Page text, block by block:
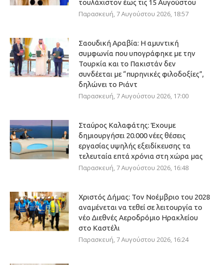
τουλάχιστον έως τις 15 Αυγούστου
Παρασκευή, 7 Αυγούστου 2026, 18:57
Σαουδική Αραβία: Η αμυντική
συμφωνία που υπογράφηκε με την
Τουρκία και το Πακιστάν δεν
συνδέεται με “πυρηνικές φιλοδοξίες”,
δηλώνει το Ριάντ
Παρασκευή, 7 Αυγούστου 2026, 17:00
Σταύρος Καλαφάτης: Έχουμε
δημιουργήσει 20.000 νέες θέσεις
εργασίας υψηλής εξειδίκευσης τα
τελευταία επτά χρόνια στη χώρα μας
Παρασκευή, 7 Αυγούστου 2026, 16:48
Χριστός Δήμας: Τον Νοέμβριο του 2028
αναμένεται να τεθεί σε λειτουργία το
νέο Διεθνές Αεροδρόμιο Ηρακλείου
στο Καστέλι
Παρασκευή, 7 Αυγούστου 2026, 16:24